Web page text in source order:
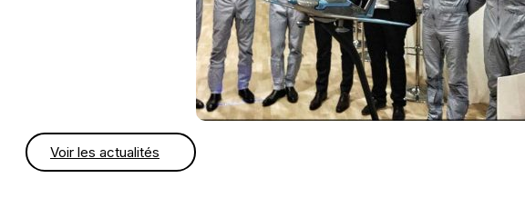
Voir les actualités